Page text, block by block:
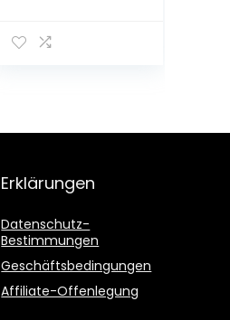
Regenmesser
Erklärungen
Datenschutz-
Bestimmungen
Geschäftsbedingungen
Affiliate-Offenlegung